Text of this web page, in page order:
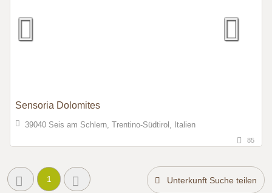
Sensoria Dolomites
39040 Seis am Schlern, Trentino-Südtirol, Italien
85
1 Unterkunft Suche teilen